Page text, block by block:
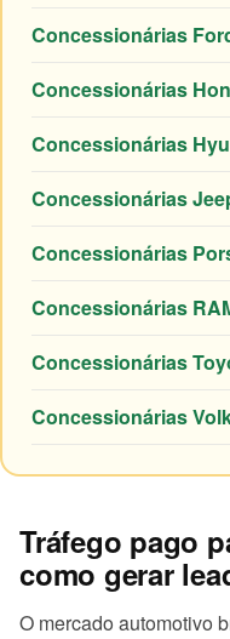
Concessionárias
Concessionárias
Concessionárias
Concessionárias
Concessionárias
Concessionárias
Concessionárias
Concessionárias
Tráfego pago
como gerar
O mercado automotivo